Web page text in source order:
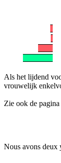
Als het lijdend
vrouwelijk
Zie ook de pagina
Nous avons deux